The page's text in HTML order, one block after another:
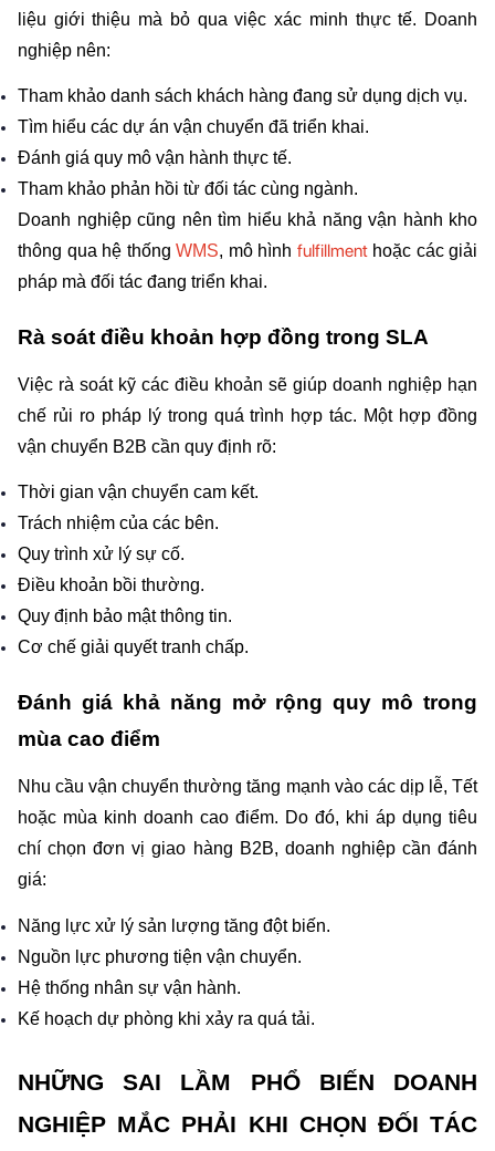
liệu giới thiệu mà bỏ qua việc xác minh thực tế. Doanh
nghiệp nên:
Tham khảo danh sách khách hàng đang sử dụng dịch vụ.
Tìm hiểu các dự án vận chuyển đã triển khai.
Đánh giá quy mô vận hành thực tế.
Tham khảo phản hồi từ đối tác cùng ngành.
Doanh nghiệp cũng nên tìm hiểu khả năng vận hành kho
thông qua hệ thống WMS, mô hình fulfillment hoặc các giải
pháp mà đối tác đang triển khai.
Rà soát điều khoản hợp đồng trong SLA
Việc rà soát kỹ các điều khoản sẽ giúp doanh nghiệp hạn
chế rủi ro pháp lý trong quá trình hợp tác. Một hợp đồng
vận chuyển B2B cần quy định rõ:
Thời gian vận chuyển cam kết.
Trách nhiệm của các bên.
Quy trình xử lý sự cố.
Điều khoản bồi thường.
Quy định bảo mật thông tin.
Cơ chế giải quyết tranh chấp.
Đánh giá khả năng mở rộng quy mô trong
mùa cao điểm
Nhu cầu vận chuyển thường tăng mạnh vào các dịp lễ, Tết
hoặc mùa kinh doanh cao điểm. Do đó, khi áp dụng tiêu
chí chọn đơn vị giao hàng B2B, doanh nghiệp cần đánh
giá:
Năng lực xử lý sản lượng tăng đột biến.
Nguồn lực phương tiện vận chuyển.
Hệ thống nhân sự vận hành.
Kế hoạch dự phòng khi xảy ra quá tải.
NHỮNG SAI LẦM PHỔ BIẾN DOANH
NGHIỆP MẮC PHẢI KHI CHỌN ĐỐI TÁC